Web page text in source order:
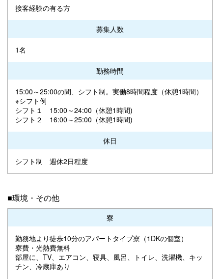
接客経験の有る方
募集人数
1名
勤務時間
15:00～25:00の間、シフト制。実働8時間程度（休憩1時間）
※シフト例
シフト１ 15:00～24:00（休憩1時間)
シフト２ 16:00～25:00（休憩1時間)
休日
シフト制 週休2日程度
■環境・その他
寮
勤務地より徒歩10分のアパートタイプ寮（1DKの個室）
寮費・光熱費無料
部屋に、TV、エアコン、寝具、風呂、トイレ、洗濯機、キッ
チン、冷蔵庫あり